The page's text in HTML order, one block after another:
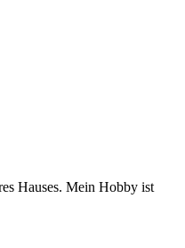
Hauses. Mein Hobby ist